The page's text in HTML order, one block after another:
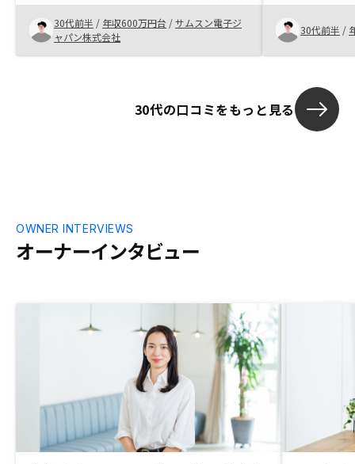
30代前半 / 年収600万円台 /サムスン電子ジ
ャパン株式会社
これから二人
う力強い言葉
けである。打
った。
30代前半 /
30代の口コミをもっと見る
オーナーインタビュー
OWNER INTERVIEWS